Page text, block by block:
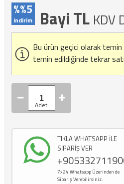
%%5
indirim Bayi TL KDV
Bu ürün geçici olarak
temin edildiğinde tekrar
TIKLA WHATSAPP İLE
SİPARİŞ VER
7x24 Whatsapp Üzerinden de
Sipariş Verebilirsiniz.